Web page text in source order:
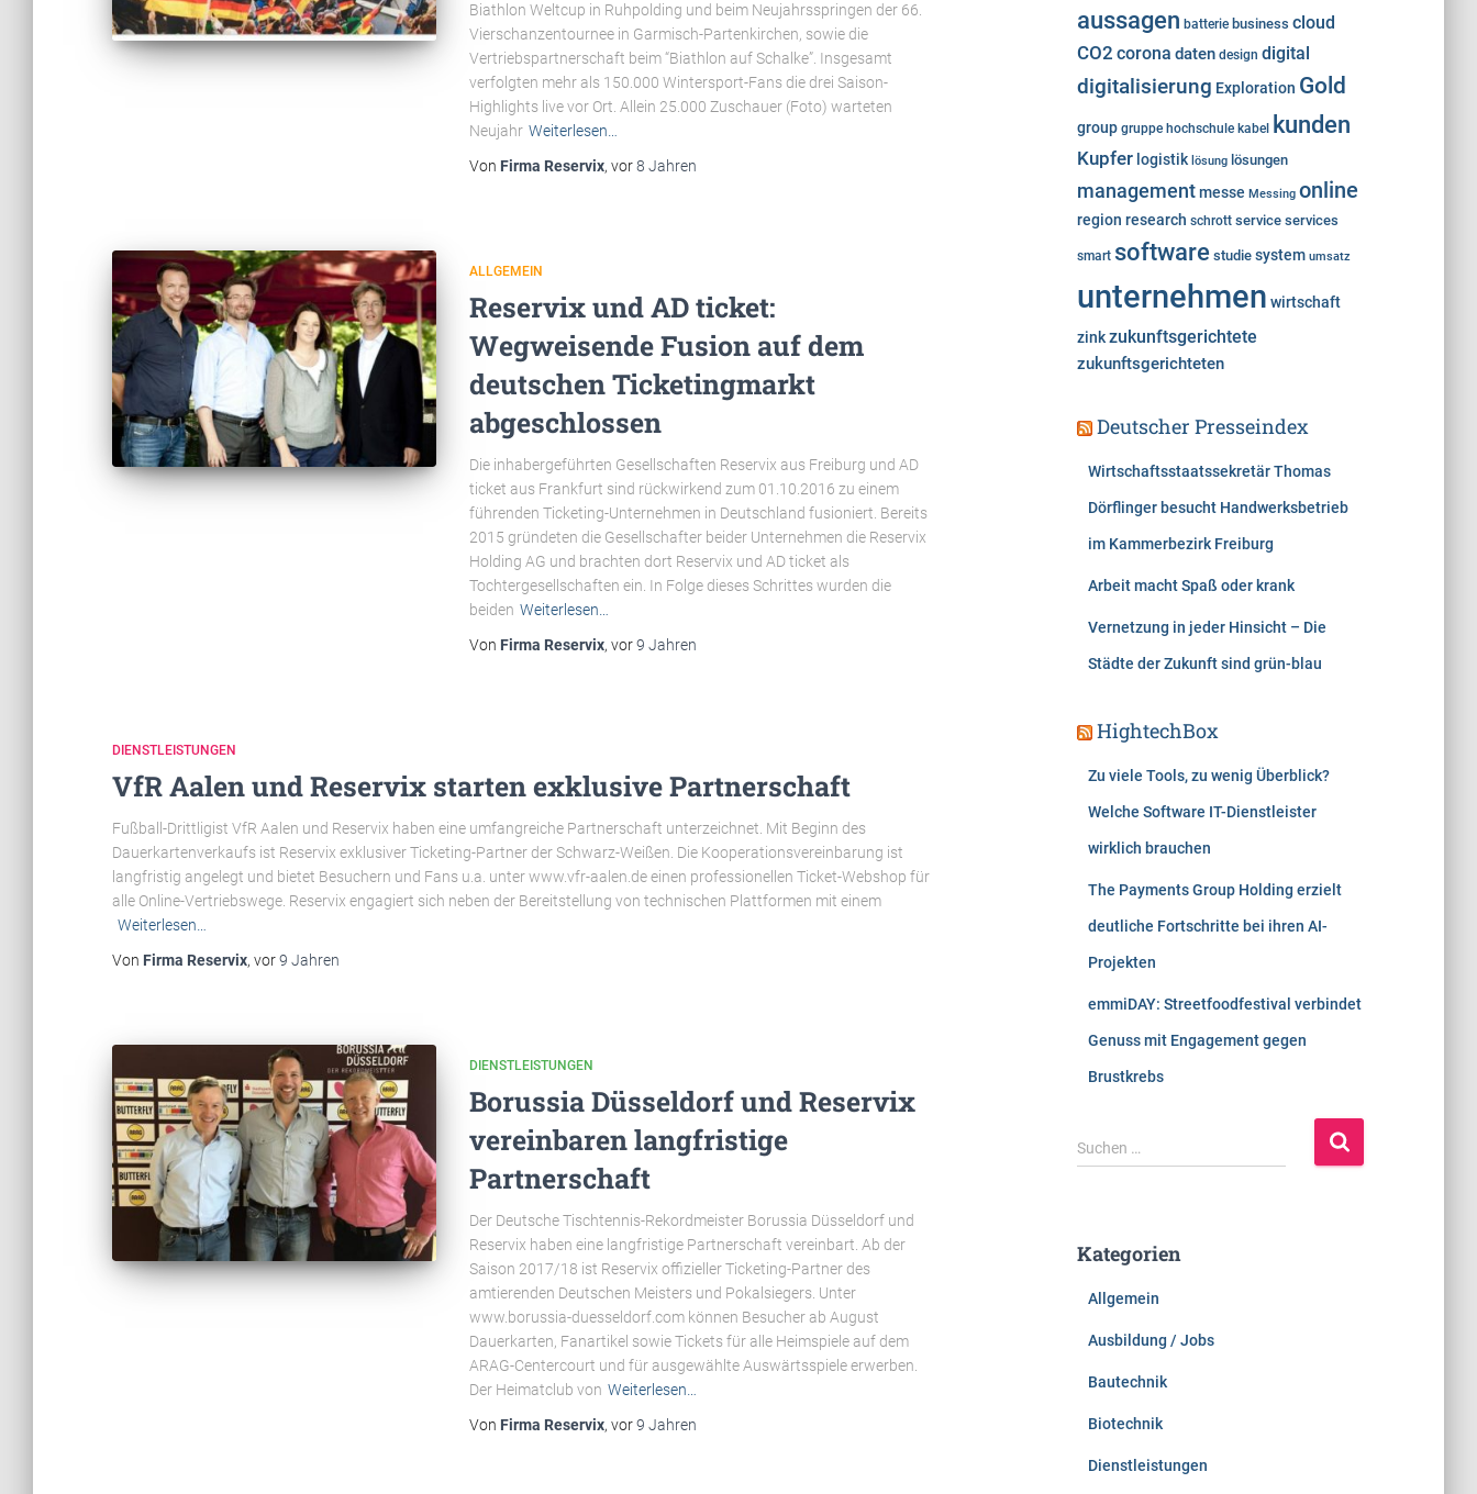
Biathlon Weltcup in Ruhpolding und beim Neujahrsspringen der 66.
Vierschanzentournee in Garmisch-Partenkirchen, sowie die
Vertriebspartnerschaft beim “Biathlon auf Schalke”. Insgesamt
verfolgten mehr als 150.000 Wintersport-Fans die drei Saison-
Highlights live vor Ort. Allein 25.000 Zuschauer (Foto) warteten
Neujahr Weiterlesen…
Von Firma Reservix, vor8 Jahren
ALLGEMEIN
Reservix und AD ticket:
Wegweisende Fusion auf dem
deutschen Ticketingmarkt
abgeschlossen
Die inhabergeführten Gesellschaften Reservix aus Freiburg und AD
ticket aus Frankfurt sind rückwirkend zum 01.10.2016 zu einem
führenden Ticketing-Unternehmen in Deutschland fusioniert. Bereits
2015 gründeten die Gesellschafter beider Unternehmen die Reservix
Holding AG und brachten dort Reservix und AD ticket als
Tochtergesellschaften ein. In Folge dieses Schrittes wurden die
beiden Weiterlesen…
Von Firma Reservix, vor9 Jahren
DIENSTLEISTUNGEN
VfR Aalen und Reservix starten exklusive Partnerschaft
Fußball-Drittligist VfR Aalen und Reservix haben eine umfangreiche Partnerschaft unterzeichnet. Mit Beginn des
Dauerkartenverkaufs ist Reservix exklusiver Ticketing-Partner der Schwarz-Weißen. Die Kooperationsvereinbarung ist
langfristig angelegt und bietet Besuchern und Fans u.a. unter www.vfr-aalen.de einen professionellen Ticket-Webshop für
alle Online-Vertriebswege. Reservix engagiert sich neben der Bereitstellung von technischen Plattformen mit einem
Weiterlesen…
Von Firma Reservix, vor9 Jahren
DIENSTLEISTUNGEN
Borussia Düsseldorf und Reservix
vereinbaren langfristige
Partnerschaft
Der Deutsche Tischtennis-Rekordmeister Borussia Düsseldorf und
Reservix haben eine langfristige Partnerschaft vereinbart. Ab der
Saison 2017/18 ist Reservix offizieller Ticketing-Partner des
amtierenden Deutschen Meisters und Pokalsiegers. Unter
www.borussia-duesseldorf.com können Besucher ab August
Dauerkarten, Fanartikel sowie Tickets für alle Heimspiele auf dem
ARAG-Centercourt und für ausgewählte Auswärtsspiele erwerben.
Der Heimatclub von Weiterlesen…
Von Firma Reservix, vor9 Jahren
i
e
aussagen batterie business cloud
CO2 corona daten design digital
digitalisierung Exploration Gold
group gruppe hochschule kabel kunden
Kupfer logistik lösung lösungen
management messe Messing online
region research schrott service services
smart software studie system umsatz
unternehmen wirtschaft
zink zukunftsgerichtete
zukunftsgerichteten
Deutscher Presseindex
Wirtschaftsstaatssekretär Thomas
Dörflinger besucht Handwerksbetrieb
im Kammerbezirk Freiburg
Arbeit macht Spaß oder krank
Vernetzung in jeder Hinsicht – Die
Städte der Zukunft sind grün-blau
HightechBox
Zu viele Tools, zu wenig Überblick?
Welche Software IT-Dienstleister
wirklich brauchen
The Payments Group Holding erzielt
deutliche Fortschritte bei ihren AI-
Projekten
emmiDAY: Streetfoodfestival verbindet
Genuss mit Engagement gegen
Brustkrebs
S
u
n
Suchen …
Kategorien
Allgemein
Ausbildung / Jobs
Bautechnik
Biotechnik
Dienstleistungen